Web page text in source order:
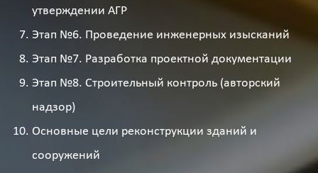
утверждении АГР
Этап №6. Проведение инженерных изысканий
Этап №7. Разработка проектной документации
Этап №8. Строительный контроль (авторский
надзор)
Основные цели реконструкции зданий и
сооружений